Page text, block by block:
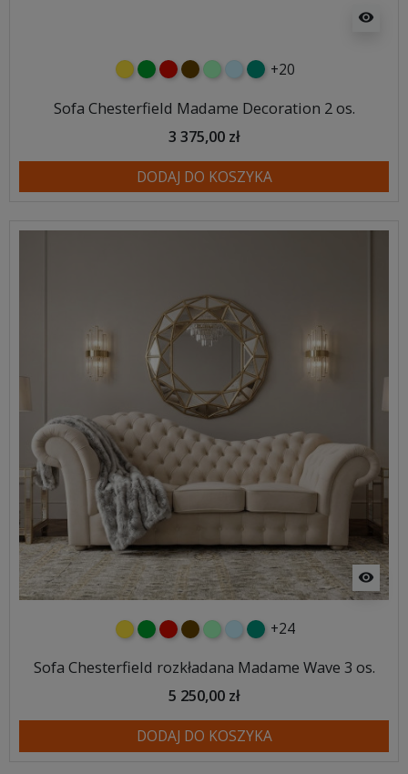
visibility
żółtyzielonyczerwony
czekoladowy
miętowybłękitny
turkusowy
+20
Sofa Chesterfield Madame Decoration 2 os.
3 375,00 zł
DODAJ DO KOSZYKA
visibility
żółtyzielonyczerwony
czekoladowy
miętowybłękitny
turkusowy
+24
Sofa Chesterfield rozkładana Madame Wave 3 os.
5 250,00 zł
DODAJ DO KOSZYKA